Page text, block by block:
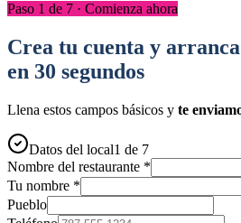
Paso 1 de 7 · Comienza ahora
Crea tu cuenta y arranca
en 30 segundos
Llena estos campos básicos y te
Datos del local1 de 7
Nombre del restaurante *
Tu nombre *
Pueblo